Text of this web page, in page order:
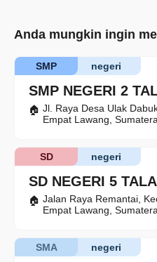
Anda mungkin ingin
SMP NEGERI 2
negeri
SMP
Jl. Raya Desa Ulak
Empat Lawang,
SD NEGERI 5
negeri
SD
Jalan Raya Remantai,
Empat Lawang,
negeri
SMA